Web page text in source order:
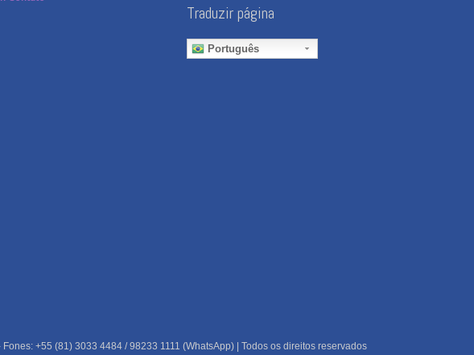
Traduzir página
Português
+55 (81) 3033 4484 / 98233 1111 (WhatsApp) | Todos os direitos reservados